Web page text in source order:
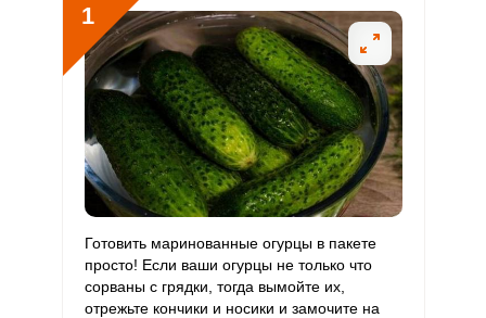
Витамин
В6
0.5 мг 2 мг 2.2 11.6
Витамин
В9
73.1 мкг 400 мкг 1.7 9.1
Витамин
В12
0 3 мкг 0 0
Витамин
С
119.1 мкг 90 мкг 12.4 66.2
Витамин
1
Готовить маринованные огурцы в пакете
просто! Если ваши огурцы не только что
сорваны с грядки, тогда вымойте их,
отрежьте кончики и носики и замочите на